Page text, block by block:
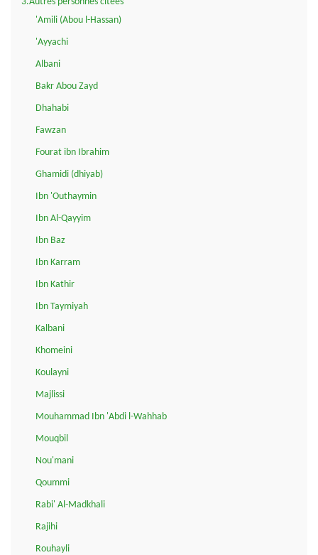
'Amili (Abou l-Hassan)
'Ayyachi
Albani
Bakr Abou Zayd
Dhahabi
Fawzan
Fourat ibn Ibrahim
Ghamidi (dhiyab)
Ibn 'Outhaymin
Ibn Al-Qayyim
Ibn Baz
Ibn Karram
Ibn Kathir
Ibn Taymiyah
Kalbani
Khomeini
Koulayni
Majlissi
Mouhammad Ibn 'Abdi l-Wahhab
Mouqbil
Nou'mani
Qoummi
Rabi' Al-Madkhali
Rajihi
Rouhayli